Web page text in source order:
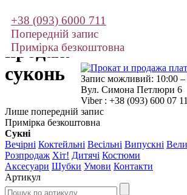
Прокат і
продаж
суконь
+38 (093) 6000 711
Попередній запис
Примірка безкоштовна
Запис можливий: 10:00 –
Вул. Симона Петлюри 6
Viber : +38 (093) 600 07 11
Лише попередній запис
Примірка безкоштовна
Сукні
Вечірні Коктейльні Весільні Випускні
Розпродаж Хіт! Дитячі Костюми
Аксесуари Шубки Умови Контакти
Артикул